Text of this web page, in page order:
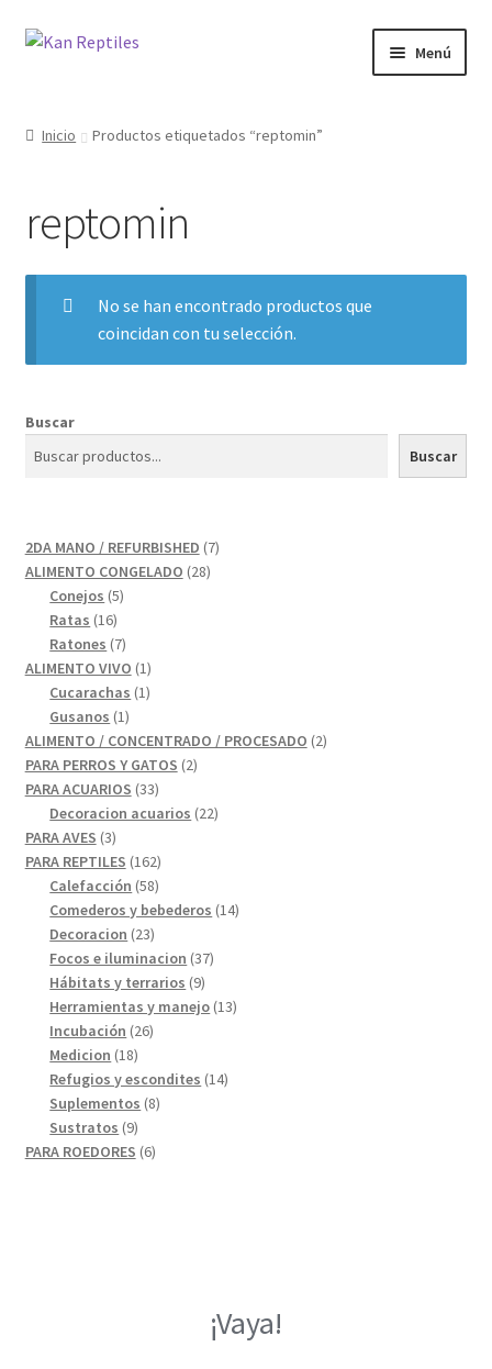
Ir
Ir
Menú
Blog
Inicio Productos etiquetados “reptomin”
reptomin
No se han encontrado productos que
coincidan con tu selección.
Buscar
Buscar
2DA MANO / REFURBISHED 77
ALIMENTO CONGELADO 2828
Conejos 55
Ratas 1616
productos
Ratones 77
productos
ALIMENTO VIVO 11
producto
Cucarachas 11
Gusanos 11
producto
ALIMENTO / CONCENTRADO / PROCESADO 22
PARA PERROS Y GATOS 22
PARA ACUARIOS 3333
productos
Decoracion acuarios 2222
PARA AVES 33
productos
PARA REPTILES 162162
productos
Calefacción 5858
productos
Comederos y bebederos 1414
Decoracion 2323
productos
Focos e iluminacion 3737
Hábitats y terrarios 99
productos
Herramientas y manejo 1313
Incubación 2626
Medicion 1818
productos
Refugios y escondites 1414
Suplementos 88
Sustratos 99
productos
PARA ROEDORES 66
¡Vaya!